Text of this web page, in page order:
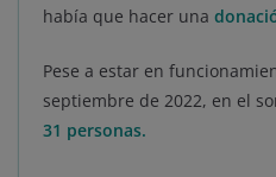
había que hacer una
Pese a estar en
septiembre de 2022, en el
31 personas.